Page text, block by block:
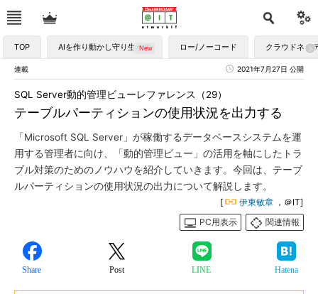
TOP AIを作り動かし守り生かす ロー/ノーコード クラウドネイ
連載 2021年7月27日 公開
テーブルパーティションの使用状況を出力する
SQL Server動的管理ビューレファレンス（29）
「Microsoft SQL Server」が稼働するデータベースシステムを運
用する管理者に向け、「動的管理ビュー」の活用を軸にしたトラ
ブル対策のためのノウハウを紹介していきます。今回は、テーブ
ルパーティションの使用状況の出力について解説します。
[ 伊東敏章 ，＠IT]
PC用表示
関連情報
Share Post LINE Hatena